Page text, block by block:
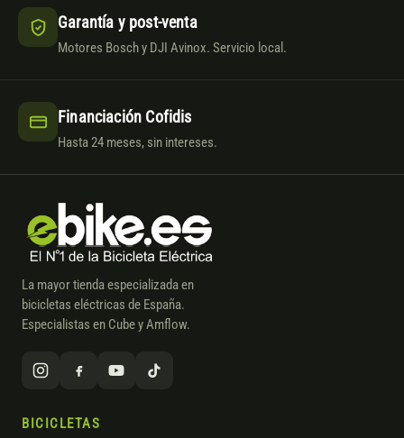
Garantía y post-venta
Motores Bosch y DJI Avinox. Servicio local.
Financiación Cofidis
Hasta 24 meses, sin intereses.
La mayor tienda especializada en
bicicletas eléctricas de España.
Especialistas en Cube y Amflow.
BICICLETAS